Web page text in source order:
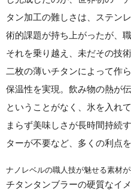
タン加工の難しさは、ステン
術的課題が持ち上がったが、
それを乗り越え、未だその技
二枚の薄いチタンによって作
保温性を実現。飲み物の熱が
ということがなく、氷を入れ
まらず美味しさが長時間持続
ターが不要など、多くの利点
ナノレベルの職人技が魅せる素材
チタンタンブラーの硬質なイ